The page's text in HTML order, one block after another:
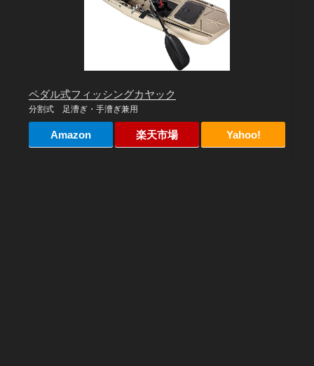
ペダル式フィッシングカヤック
分割式 足漕ぎ・手漕ぎ兼用
Amazon 楽天市場 Yahoo!